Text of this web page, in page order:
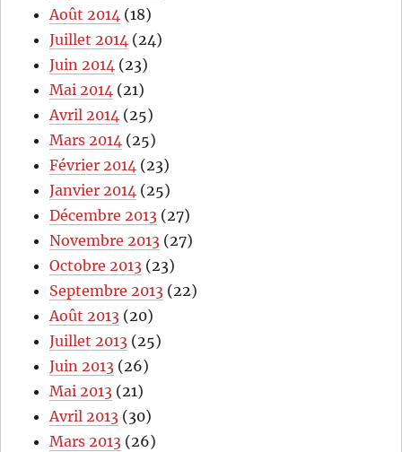
Août 2014 (18)
Juillet 2014 (24)
Juin 2014 (23)
Mai 2014 (21)
Avril 2014 (25)
Mars 2014 (25)
Février 2014 (23)
Janvier 2014 (25)
Décembre 2013 (27)
Novembre 2013 (27)
Octobre 2013 (23)
Septembre 2013 (22)
Août 2013 (20)
Juillet 2013 (25)
Juin 2013 (26)
Mai 2013 (21)
Avril 2013 (30)
Mars 2013 (26)